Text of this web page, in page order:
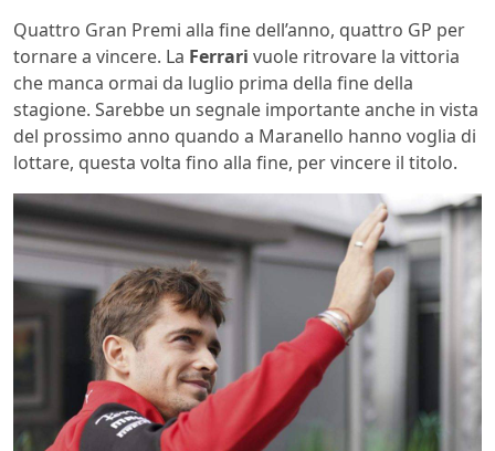
Quattro Gran Premi alla fine dell’anno, quattro GP per
tornare a vincere. La Ferrari vuole ritrovare la vittoria
che manca ormai da luglio prima della fine della
stagione. Sarebbe un segnale importante anche in vista
del prossimo anno quando a Maranello hanno voglia di
lottare, questa volta fino alla fine, per vincere il titolo.